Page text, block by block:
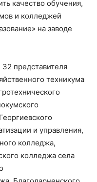
качество обучения,
и колледжей
на заводе
представителя
техникума
и управления,
колледжа,
колледжа села